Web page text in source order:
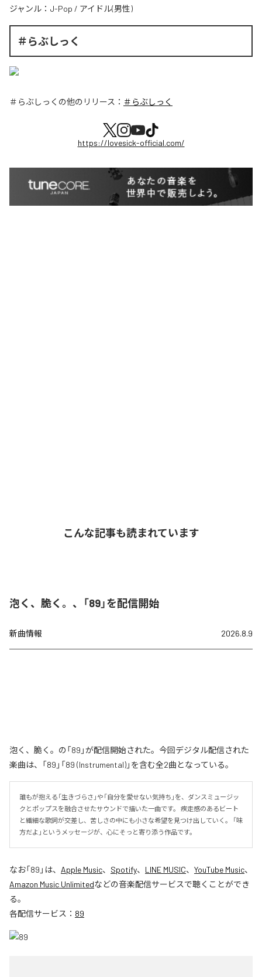
ジャンル： J-Pop / アイドル(男性)
＃らぶしっく
＃らぶしっく の他のリリース： ＃らぶしっく
https://lovesick-official.com/
こんな記事も読まれています
泡く、脆く。、「89」を配信開始
新曲情報 2026.8.9
泡く、脆く。の「89」が配信開始された。今回デジタル配信された
楽曲は、「89」「89 (Instrumental)」を含む全2曲となっている。
誰もが抱える「生きづらさ」や「自分を愛せない気持ち」を、ダンスミュージッ
クとポップスを融合させたサウンドで描いた一曲です。 疾走感のあるビート
と繊細な歌詞が交差し、苦しさの中にも小さな希望を見つけ出していく。 「味
方だよ」というメッセージが、心にそっと寄り添う作品です。
なお「89 」は、 Apple Music、 Spotify、 LINE MUSIC、 YouTube Music、
Amazon Music Unlimitedなどの音楽配信サービスで聴くことができ
る。
各配信サービス： 89